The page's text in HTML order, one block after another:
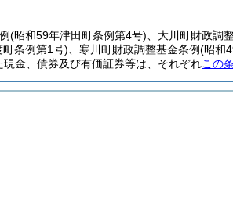
(昭和59年津田町条例第4号) 、大川町財政調
条例第1号) 、寒川町財政調整基金条例(昭和
金、債券及び有価証券等は、それぞれこの